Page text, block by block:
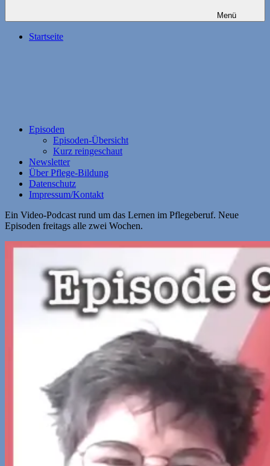
Menü
Startseite
Episoden
Episoden-Übersicht
Kurz reingeschaut
Newsletter
Über Pflege-Bildung
Datenschutz
Impressum/Kontakt
Ein Video-Podcast rund um das Lernen im Pflegeberuf. Neue
Episoden freitags alle zwei Wochen.